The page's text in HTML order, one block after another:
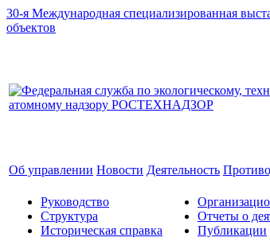
30-я Международная специализированная
объектов
Об управлении Новости Деятельность
Руководство
Структура
Историческая справка
Отчеты о
Публикации